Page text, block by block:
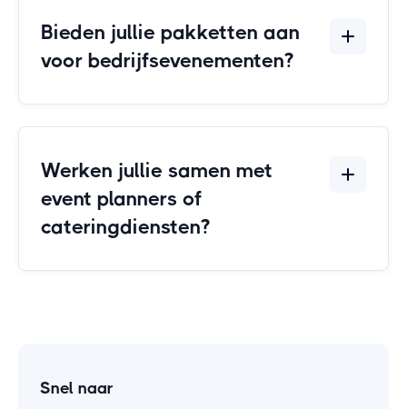
Bieden jullie pakketten aan
voor bedrijfsevenementen?
Werken jullie samen met
event planners of
cateringdiensten?
Snel naar